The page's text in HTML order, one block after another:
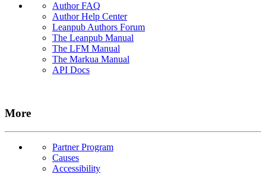
Author FAQ
Author Help Center
Leanpub Authors Forum
The Leanpub Manual
The LFM Manual
The Markua Manual
API Docs
More
Partner Program
Causes
Accessibility